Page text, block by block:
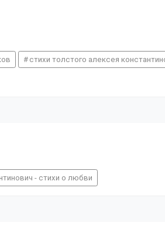
стихи толстого алексея
- стихи о любви